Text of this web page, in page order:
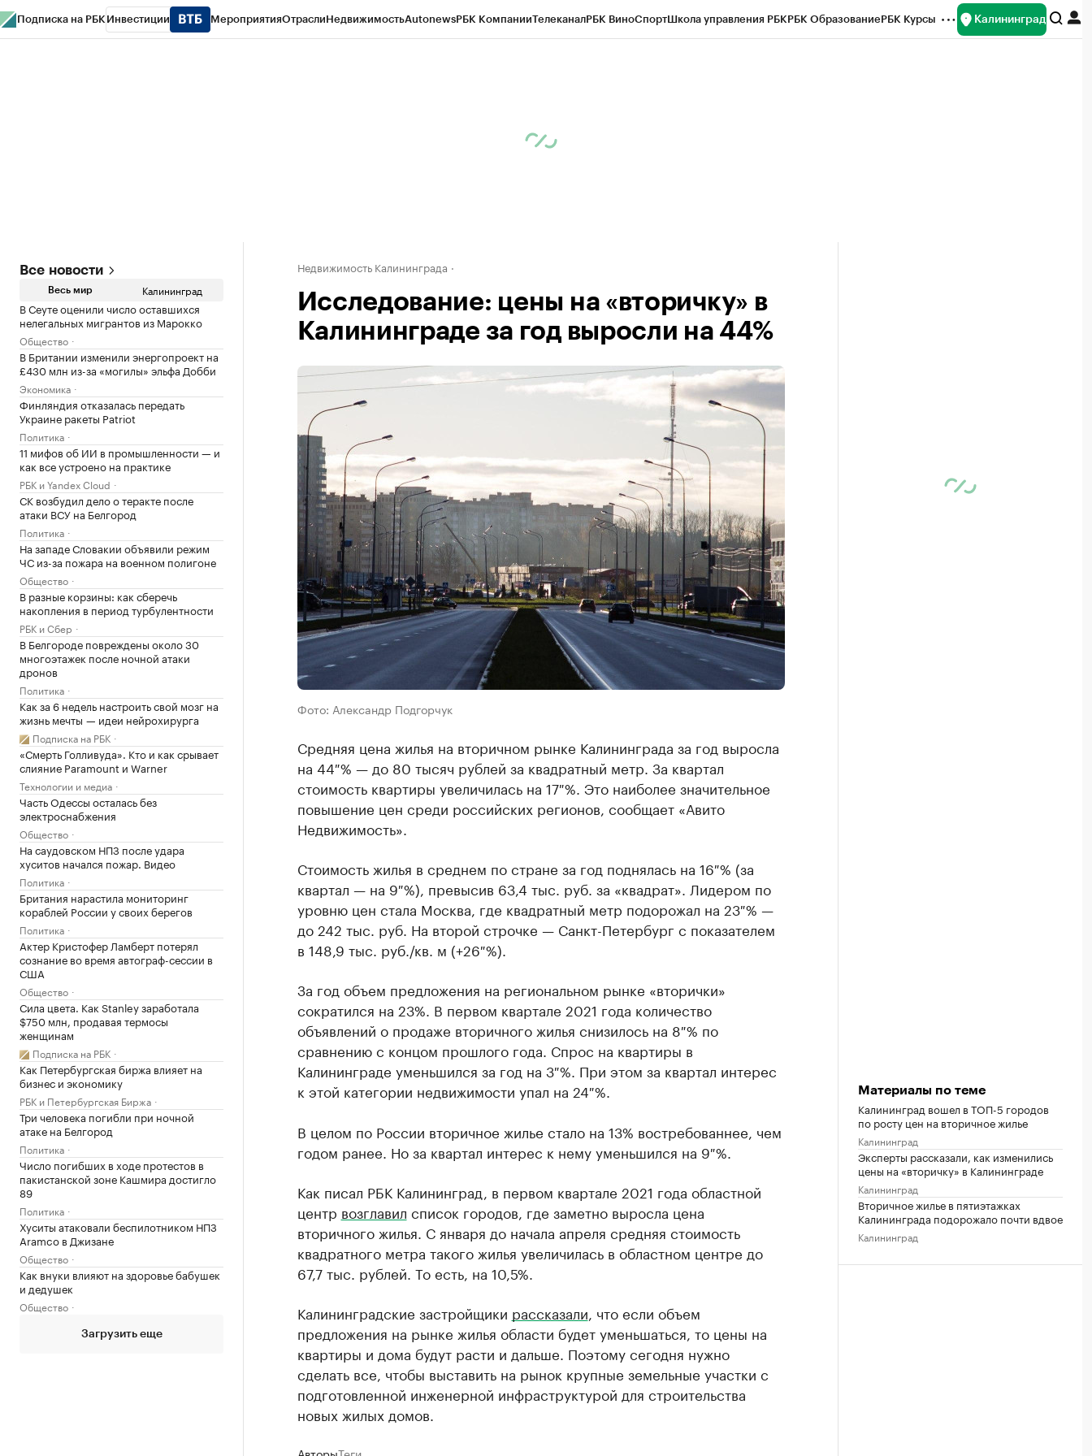
Подписка на РБК Инвестиции МероприятияОтраслиНедвижимостьAutonewsРБК КомпанииТелеканалРБК ВиноСпортШкола управления РБКРБК ОбразованиеРБК Курсы Калининград
Все новости
Весь мир Калининград
В Сеуте оценили число оставшихся
нелегальных мигрантов из Марокко
Общество
В Британии изменили энергопроект на
£430 млн из-за «могилы» эльфа Добби
Экономика
Финляндия отказалась передать
Украине ракеты Patriot
Политика
11 мифов об ИИ в промышленности — и
как все устроено на практике
РБК и Yandex Cloud
СК возбудил дело о теракте после
атаки ВСУ на Белгород
Политика
На западе Словакии объявили режим
ЧС из-за пожара на военном полигоне
Общество
В разные корзины: как сберечь
накопления в период турбулентности
РБК и Сбер
В Белгороде повреждены около 30
многоэтажек после ночной атаки
дронов
Политика
Как за 6 недель настроить свой мозг на
жизнь мечты — идеи нейрохирурга
Подписка на РБК
«Смерть Голливуда». Кто и как срывает
слияние Paramount и Warner
Технологии и медиа
Часть Одессы осталась без
электроснабжения
Общество
На саудовском НПЗ после удара
хуситов начался пожар. Видео
Политика
Британия нарастила мониторинг
кораблей России у своих берегов
Политика
Актер Кристофер Ламберт потерял
сознание во время автограф-сессии в
США
Общество
Сила цвета. Как Stanley заработала
$750 млн, продавая термосы
женщинам
Подписка на РБК
Как Петербургская биржа влияет на
бизнес и экономику
РБК и Петербургская Биржа
Три человека погибли при ночной
атаке на Белгород
Политика
Число погибших в ходе протестов в
пакистанской зоне Кашмира достигло
89
Политика
Хуситы атаковали беспилотником НПЗ
Aramco в Джизане
Общество
Как внуки влияют на здоровье бабушек
и дедушек
Общество
Загрузить еще
Недвижимость Калининграда
Исследование: цены на «вторичку» в
Калининграде за год выросли на 44%
Фото: Александр Подгорчук
Средняя цена жилья на вторичном рынке Калининграда за год выросла
на 44 % — до 80 тысяч рублей за квадратный метр. За квартал
стоимость квартиры увеличилась на 17 %. Это наиболее значительное
повышение цен среди российских регионов, сообщает «Авито
Недвижимость».
Стоимость жилья в среднем по стране за год поднялась на 16 % (за
квартал — на 9 %), превысив 63,4 тыс. руб. за «квадрат». Лидером по
уровню цен стала Москва, где квадратный метр подорожал на 23 % —
до 242 тыс. руб. На второй строчке — Санкт-Петербург с показателем
в 148,9 тыс. руб./кв. м (+26 %).
За год объем предложения на региональном рынке «вторички»
сократился на 23%. В первом квартале 2021 года количество
объявлений о продаже вторичного жилья снизилось на 8 % по
сравнению с концом прошлого года. Спрос на квартиры в
Калининграде уменьшился за год на 3 %. При этом за квартал интерес
к этой категории недвижимости упал на 24 %.
В целом по России вторичное жилье стало на 13% востребованнее, чем
годом ранее. Но за квартал интерес к нему уменьшился на 9 %.
Как писал РБК Калининград, в первом квартале 2021 года областной
центр возглавил список городов, где заметно выросла цена
вторичного жилья. С января до начала апреля средняя стоимость
квадратного метра такого жилья увеличилась в областном центре до
67,7 тыс. рублей. То есть, на 10,5%.
Калининградские застройщики рассказали , что если объем
предложения на рынке жилья области будет уменьшаться, то цены на
квартиры и дома будут расти и дальше. Поэтому сегодня нужно
сделать все, чтобы выставить на рынок крупные земельные участки с
подготовленной инженерной инфраструктурой для строительства
новых жилых домов.
Материалы по теме
Калининград вошел в ТОП-5 городов
по росту цен на вторичное жилье
Калининград
Эксперты рассказали, как изменились
цены на «вторичку» в Калининграде
Калининград
Вторичное жилье в пятиэтажках
Калининграда подорожало почти вдвое
Калининград